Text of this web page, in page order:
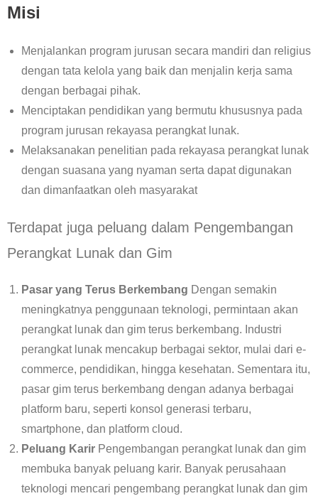
Misi
Menjalankan program jurusan secara mandiri dan religius
dengan tata kelola yang baik dan menjalin kerja sama
dengan berbagai pihak.
Menciptakan pendidikan yang bermutu khususnya pada
program jurusan rekayasa perangkat lunak.
Melaksanakan penelitian pada rekayasa perangkat lunak
dengan suasana yang nyaman serta dapat digunakan
dan dimanfaatkan oleh masyarakat
Terdapat juga peluang dalam Pengembangan
Perangkat Lunak dan Gim
Pasar yang Terus Berkembang Dengan semakin
meningkatnya penggunaan teknologi, permintaan akan
perangkat lunak dan gim terus berkembang. Industri
perangkat lunak mencakup berbagai sektor, mulai dari e-
commerce, pendidikan, hingga kesehatan. Sementara itu,
pasar gim terus berkembang dengan adanya berbagai
platform baru, seperti konsol generasi terbaru,
smartphone, dan platform cloud.
Peluang Karir Pengembangan perangkat lunak dan gim
membuka banyak peluang karir. Banyak perusahaan
teknologi mencari pengembang perangkat lunak dan gim